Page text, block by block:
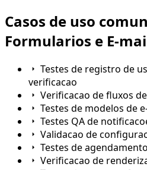
Casos de uso
Formularios e E-
Testes de registro de
verificacao
Verificacao de fluxos
Testes de modelos de
Testes QA de
Validacao de
Testes de
Verificacao de